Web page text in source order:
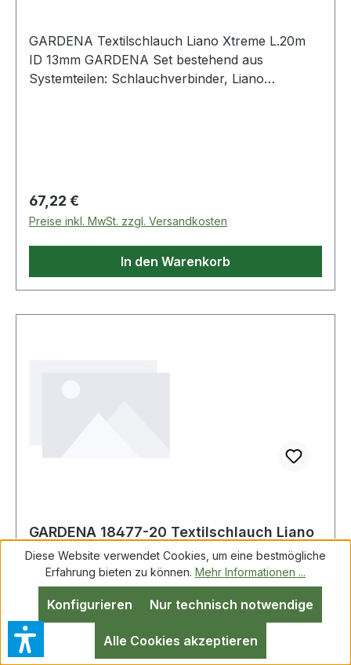
GARDENA Textilschlauch Liano Xtreme L.20m
ID 13mm GARDENA Set bestehend aus
Systemteilen: Schlauchverbinder, Liano
Regulärer Preis:
67,22 €
Preise inkl. MwSt. zzgl. Versandkosten
In den Warenkorb
GARDENA 18477-20 Textilschlauch Liano
Xtreme Länge 30 m Innen-Ø 13 mm
GARDENA Textilschlauch Liano Xtreme L.30m
ID 13mm GARDENA Set bestehend aus
Systemteilen: Schlauchverbinder, Liano
Diese Website verwendet Cookies, um eine bestmögliche
Erfahrung bieten zu können. Mehr Informationen ...
Nur technisch notwendige
Konfigurieren
Alle Cookies akzeptieren